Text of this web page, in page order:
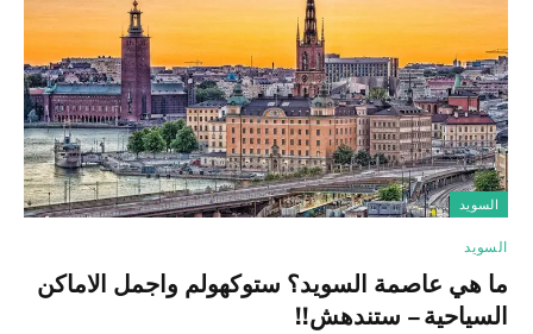
السويد
السويد
ما هي عاصمة السويد؟ ستوكهولم واجمل الاماكن
السياحية – ستندهش!!